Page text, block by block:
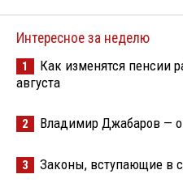
Интересное за неделю
1
Как изменятся пенсии
августа
2 Владимир Джабаров —
3 Законы, вступающие в